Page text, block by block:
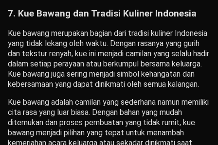
7. Kue Bawang dan Tradisi Kuliner Indonesia
Kue bawang merupakan bagian dari tradisi kuliner Indonesia
yang tidak lekang oleh waktu. Dengan rasanya yang gurih
dan tekstur renyah, kue ini menjadi camilan yang selalu hadir
dalam setiap perayaan atau berkumpul bersama keluarga.
Kue bawang juga sering menjadi simbol kehangatan dan
kebersamaan yang dapat dinikmati oleh semua kalangan.
Kue bawang adalah camilan yang sederhana namun memiliki
cita rasa yang luar biasa. Dengan bahan yang mudah
ditemukan dan proses pembuatan yang tidak rumit, kue
bawang menjadi pilihan yang tepat untuk menambah
kemeriahan acara keluarga atau sekadar dinikmati saat